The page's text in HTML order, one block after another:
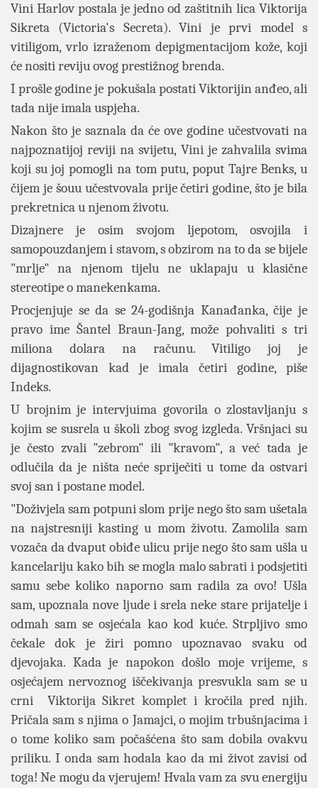
Vini Harlov postala je jedno od zaštitnih lica Viktorija
Sikreta (Victoria's Secreta). Vini je prvi model s
vitiligom, vrlo izraženom depigmentacijom kože, koji
će nositi reviju ovog prestižnog brenda.
I prošle godine je pokušala postati Viktorijin anđeo, ali
tada nije imala uspjeha.
Nakon što je saznala da će ove godine učestvovati na
najpoznatijoj reviji na svijetu, Vini je zahvalila svima
koji su joj pomogli na tom putu, poput Tajre Benks, u
čijem je šouu učestvovala prije četiri godine, što je bila
prekretnica u njenom životu.
Dizajnere je osim svojom ljepotom, osvojila i
samopouzdanjem i stavom, s obzirom na to da se bijele
"mrlje" na njenom tijelu ne uklapaju u klasične
stereotipe o manekenkama.
Procjenjuje se da se 24-godišnja Kanađanka, čije je
pravo ime Šantel Braun-Jang, može pohvaliti s tri
miliona dolara na računu. Vitiligo joj je
dijagnostikovan kad je imala četiri godine, piše
Indeks.
U brojnim je intervjuima govorila o zlostavljanju s
kojim se susrela u školi zbog svog izgleda. Vršnjaci su
je često zvali "zebrom" ili "kravom", a već tada je
odlučila da je ništa neće spriječiti u tome da ostvari
svoj san i postane model.
"Doživjela sam potpuni slom prije nego što sam ušetala
na najstresniji kasting u mom životu. Zamolila sam
vozača da dvaput obiđe ulicu prije nego što sam ušla u
kancelariju kako bih se mogla malo sabrati i podsjetiti
samu sebe koliko naporno sam radila za ovo! Ušla
sam, upoznala nove ljude i srela neke stare prijatelje i
odmah sam se osjećala kao kod kuće. Strpljivo smo
čekale dok je žiri pomno upoznavao svaku od
djevojaka. Kada je napokon došlo moje vrijeme, s
osjećajem nervoznog iščekivanja presvukla sam se u
crni Viktorija Sikret komplet i kročila pred njih.
Pričala sam s njima o Jamajci, o mojim trbušnjacima i
o tome koliko sam počašćena što sam dobila ovakvu
priliku. I onda sam hodala kao da mi život zavisi od
toga! Ne mogu da vjerujem! Hvala vam za svu energiju